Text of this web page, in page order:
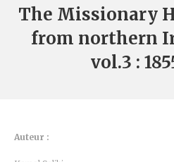
The Missionary
from northern
vol.3 :
Auteur :